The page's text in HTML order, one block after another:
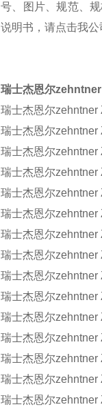
号、图片、规范、
说明书，请点击我公
瑞士杰恩尔
瑞士杰恩尔
瑞士杰恩尔zehntner
瑞士杰恩尔
瑞士杰恩尔
瑞士杰恩尔
瑞士杰恩尔
瑞士杰恩尔
瑞士杰恩尔
瑞士杰恩尔
瑞士杰恩尔zehntner
瑞士杰恩尔zehntner
瑞士杰恩尔zehntner
瑞士杰恩尔
瑞士杰恩尔zehntner
瑞士杰恩尔